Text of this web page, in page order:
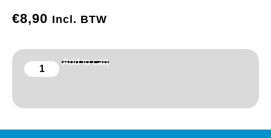
€8,90 Incl. BTW
Add to cart